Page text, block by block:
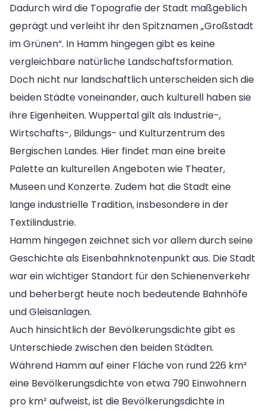
Dadurch wird die Topografie der Stadt maßgeblich
geprägt und verleiht ihr den Spitznamen „Großstadt
im Grünen“. In Hamm hingegen gibt es keine
vergleichbare natürliche Landschaftsformation.
Doch nicht nur landschaftlich unterscheiden sich die
beiden Städte voneinander, auch kulturell haben sie
ihre Eigenheiten. Wuppertal gilt als Industrie-,
Wirtschafts-, Bildungs- und Kulturzentrum des
Bergischen Landes. Hier findet man eine breite
Palette an kulturellen Angeboten wie Theater,
Museen und Konzerte. Zudem hat die Stadt eine
lange industrielle Tradition, insbesondere in der
Textilindustrie.
Hamm hingegen zeichnet sich vor allem durch seine
Geschichte als Eisenbahnknotenpunkt aus. Die Stadt
war ein wichtiger Standort für den Schienenverkehr
und beherbergt heute noch bedeutende Bahnhöfe
und Gleisanlagen.
Auch hinsichtlich der Bevölkerungsdichte gibt es
Unterschiede zwischen den beiden Städten.
Während Hamm auf einer Fläche von rund 226 km²
eine Bevölkerungsdichte von etwa 790 Einwohnern
pro km² aufweist, ist die Bevölkerungsdichte in